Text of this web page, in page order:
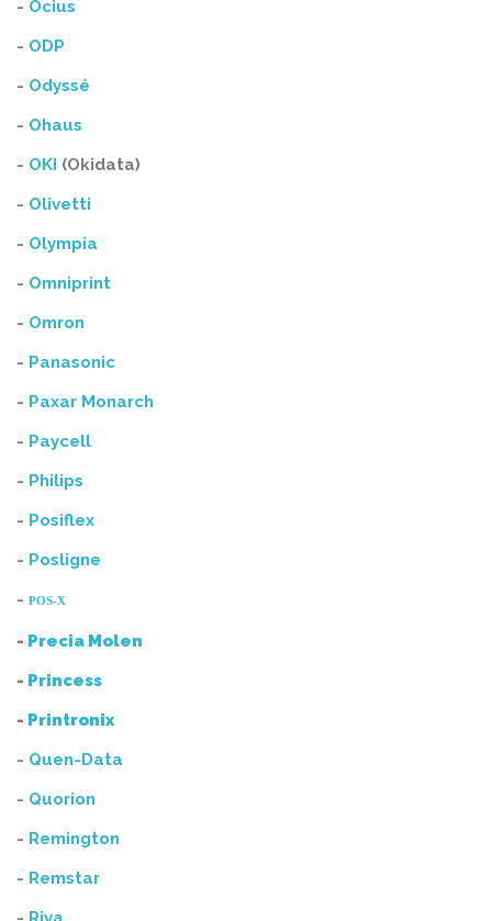
- Ocius
- ODP
- Odyssé
- Ohaus
- OKI (Okidata)
- Olivetti
- Olympia
- Omniprint
- Omron
- Panasonic
- Paxar Monarch
- Paycell
- Philips
- Posiflex
- Posligne
- POS-X
- Precia Molen
- Princess
- Printronix
- Quen-Data
- Quorion
- Remington
- Remstar